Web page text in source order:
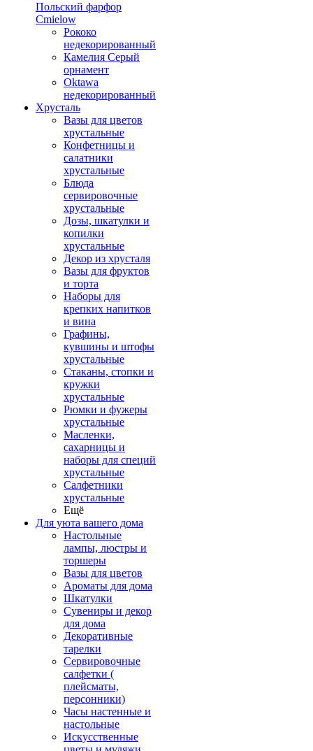
Польский фарфор
Сmielow
Рококо
недекорированный
Камелия Серый
орнамент
Oktawa
недекорированный
Хрусталь
Вазы для цветов
хрустальные
Конфетницы и
салатники
хрустальные
Блюда
сервировочные
хрустальные
Дозы, шкатулки и
копилки
хрустальные
Декор из хрусталя
Вазы для фруктов
и торта
Наборы для
крепких напитков
и вина
Графины,
кувшины и штофы
хрустальные
Стаканы, стопки и
кружки
хрустальные
Рюмки и фужеры
хрустальные
Масленки,
сахарницы и
наборы для специй
хрустальные
Салфетники
хрустальные
Ещё
Для уюта вашего дома
Настольные
лампы, люстры и
торшеры
Вазы для цветов
Ароматы для дома
Шкатулки
Сувениры и декор
для дома
Декоративные
тарелки
Сервировочные
салфетки (
плейсматы,
персонники)
Часы настенные и
настольные
Искусственные